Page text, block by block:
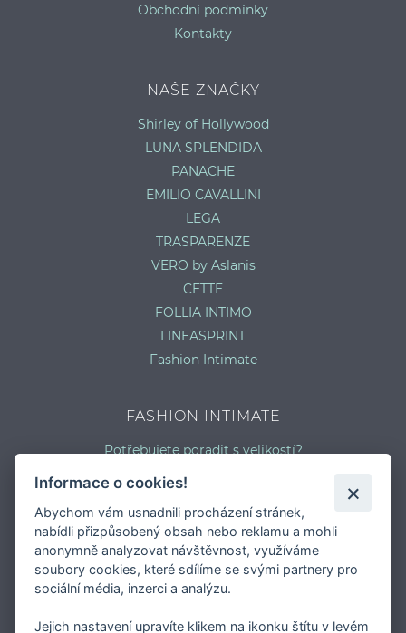
Obchodní podmínky
Kontakty
NAŠE ZNAČKY
Shirley of Hollywood
LUNA SPLENDIDA
PANACHE
EMILIO CAVALLINI
LEGA
TRASPARENZE
VERO by Aslanis
CETTE
FOLLIA INTIMO
LINEASPRINT
Fashion Intimate
FASHION INTIMATE
Potřebujete poradit s velikostí?
Jaký typ kalhotek je pro vás vhodný?
Typy podprsenek
Druhy plavek
Typy punčocháčů
Informace o cookies!
Abychom vám usnadnili procházení stránek,
nabídli přizpůsobený obsah nebo reklamu a mohli
anonymně analyzovat návštěvnost, využíváme
soubory cookies, které sdílíme se svými partnery pro
sociální média, inzerci a analýzu.
Jejich nastavení upravíte klikem na ikonku štítu v levém